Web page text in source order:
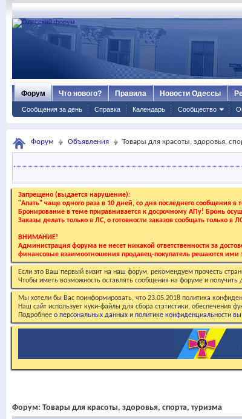
Форум
Сообщения за день Справка Календарь Сообщество
Что нового? Правила Новости Одессы
Форум Объявления Товары для красоты, здоровья,
Запрещено (выдается нарушение):
"Апать" чаще одного раза в 10 дней, со дня последнего сообщения в
Бронирование в теме приравнивается к досрочному АПу! Бронь
Заказы делать только в ЛС, о готовности заказов сообщать только
ВНИМАНИЕ!
Администрация форума не несет никакой ответственности за
финансовые взаимоотношения продавец-покупатель решаются ими
Если это Ваш первый визит на наш форум, рекомендуем прочесть
Чтобы иметь возможность оставлять сообщения на форуме и
Мы хотели бы Вас поинформировать, что 23.05.2018 политика
Наш сайт использует куки-файлы для сбора статистики, обеспечения
Подробнее о персональных данных и политике конфиденциальности
Форум: Товары для красоты, здоровья, спорта, туризма